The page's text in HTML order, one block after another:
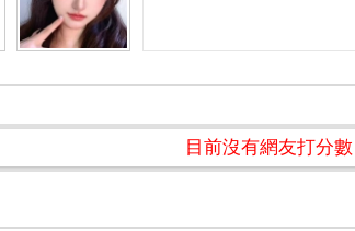
目前沒有網友打分數